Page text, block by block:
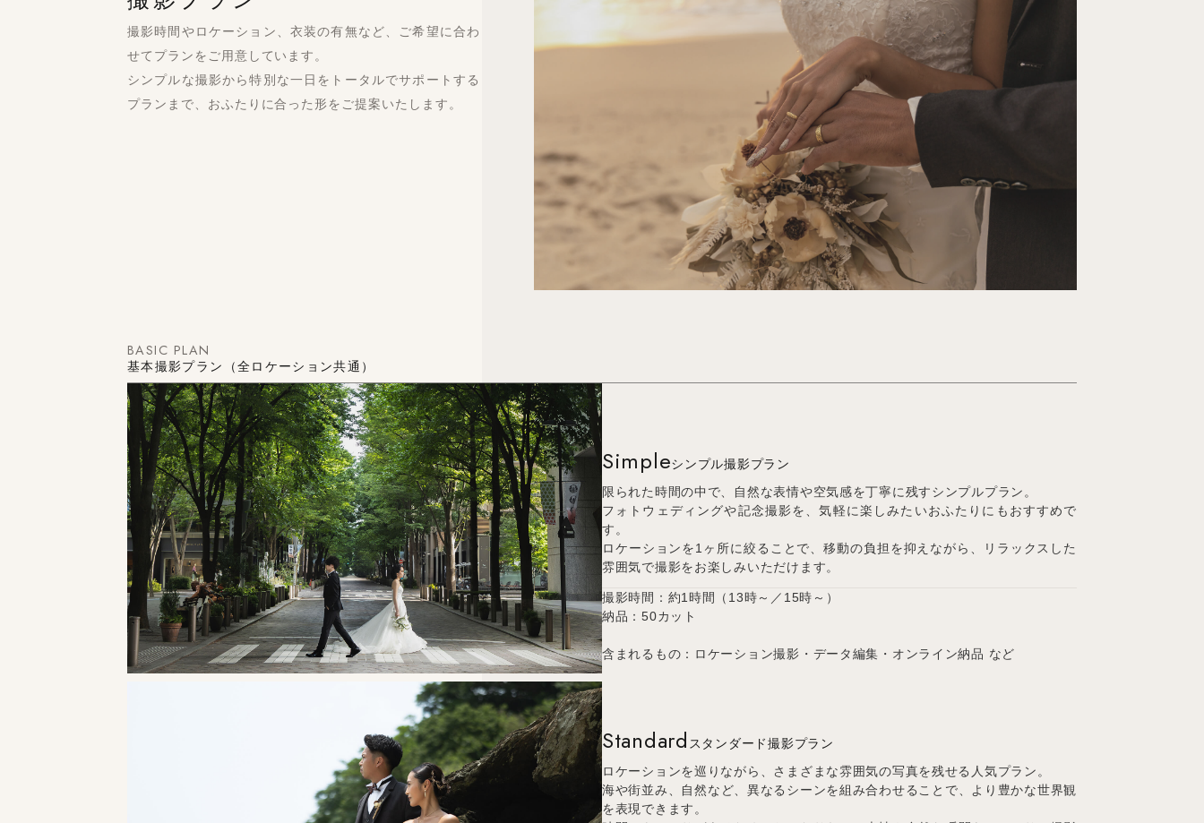
撮影時間やロケーション、衣装の有無など、ご希望に合わ
せてプランをご用意しています。
シンプルな撮影から特別な一日をトータルでサポートする
プランまで、おふたりに合った形をご提案いたします。
BASIC PLAN
基本撮影プラン（全ロケーション共通）
Simpleシンプル撮影プラン
限られた時間の中で、自然な表情や空気感を丁寧に残すシンプルプラン。
フォトウェディングや記念撮影を、気軽に楽しみたいおふたりにもおすすめで
す。
ロケーションを1ヶ所に絞ることで、移動の負担を抑えながら、リラックスした
雰囲気で撮影をお楽しみいただけます。
撮影時間：約1時間（13時～／15時～）
納品：50カット
含まれるもの：ロケーション撮影・データ編集・オンライン納品 など
Standard スタンダード撮影プラン
ロケーションを巡りながら、さまざまな雰囲気の写真を残せる人気プラン。
海や街並み、自然など、異なるシーンを組み合わせることで、より豊かな世界観
を表現できます。